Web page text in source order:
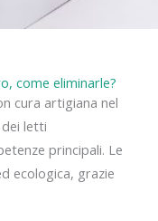
come eliminarle?
cura artigiana nel
letti
principali. Le
ecologica, grazie